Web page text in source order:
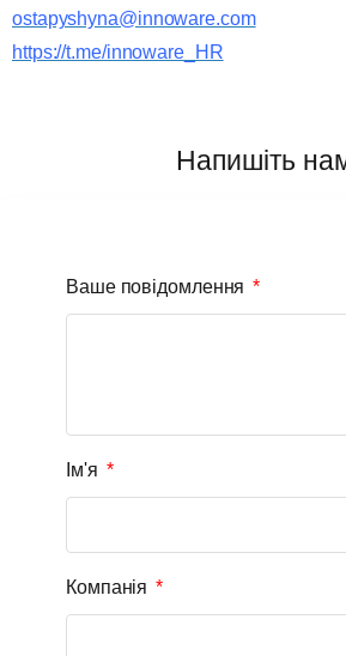
ostapyshyna@innoware.com
https://t.me/innoware_HR
Напишіть
Ваше повідомлення
Ім'я
Компанія